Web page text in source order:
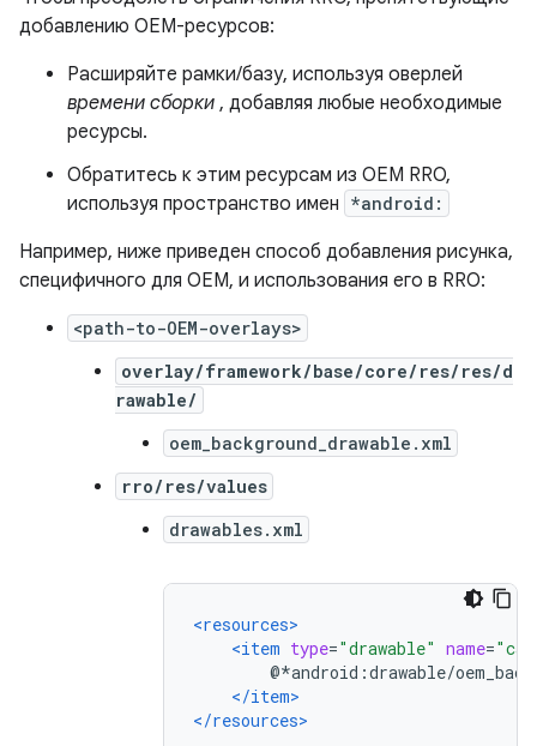
добавлению OEM-ресурсов:
Расширяйте рамки/базу, используя оверлей
времени сборки , добавляя любые необходимые
ресурсы.
Обратитесь к этим ресурсам из OEM RRO,
используя пространство имен *android:
Например, ниже приведен способ добавления рисунка,
специфичного для OEM, и использования его в RRO:
<path-to-OEM-overlays>
overlay/framework/base/core/res/res/d
rawable/
oem_background_drawable.xml
rro/res/values
drawables.xml
<resources>
<item type="drawable" name=
@*android:drawable/
</item>
</resources>